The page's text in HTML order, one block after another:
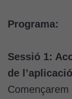
Programa:
Sessió 1:
de
Començarem